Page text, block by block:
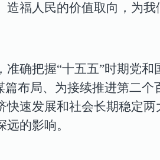
福人民的价值取向，为
准确把握“十五五”时期党
布局、为接续推进第二
速发展和社会长期稳定
的影响。